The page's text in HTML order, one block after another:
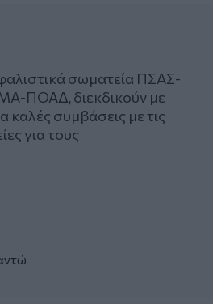
σωματεία ΠΣΑΣ-
ΠΟΑΔ, διεκδικούν με
καλές συμβάσεις με τις
για τους